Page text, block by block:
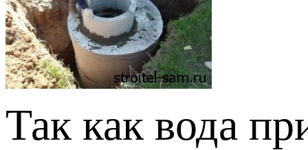
Так как вода